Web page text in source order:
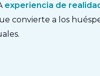
experiencia de
convierte a los